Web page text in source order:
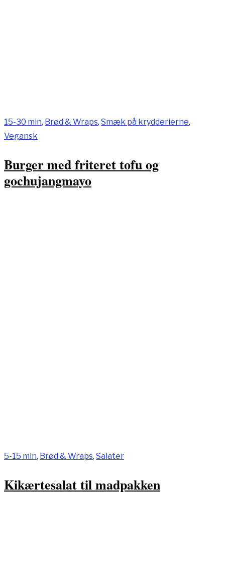
15-30 min, Brød & Wraps, Smæk på krydderierne,
Vegansk
Burger med friteret tofu og
gochujangmayo
5-15 min, Brød & Wraps, Salater
Kikærtesalat til madpakken